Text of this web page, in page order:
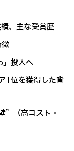
、主な受賞歴
徴
」投入へ
1位を獲得した背
”（高コスト・